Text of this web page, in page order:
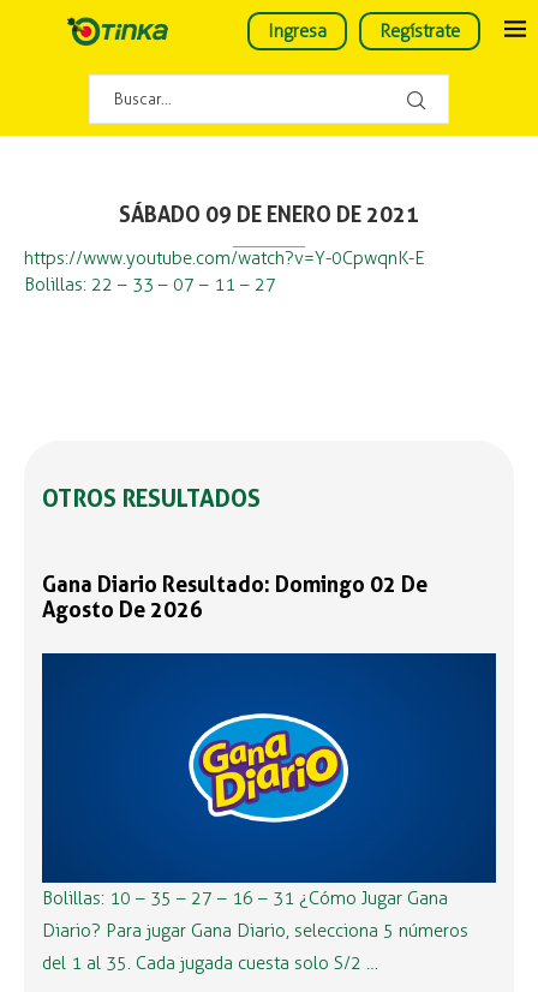
Ingresa Regístrate
SÁBADO 09 DE ENERO DE 2021
https://www.youtube.com/watch?v=Y-0CpwqnK-E
Bolillas: 22 – 33 – 07 – 11 – 27
OTROS RESULTADOS
Gana Diario Resultado: Domingo 02 De
Agosto De 2026
Bolillas: 10 – 35 – 27 – 16 – 31 ¿Cómo Jugar Gana
Diario? Para jugar Gana Diario, selecciona 5 números
del 1 al 35. Cada jugada cuesta solo S/2 …